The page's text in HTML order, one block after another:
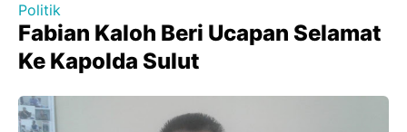
Politik
Fabian Kaloh Beri Ucapan Selamat
Ke Kapolda Sulut